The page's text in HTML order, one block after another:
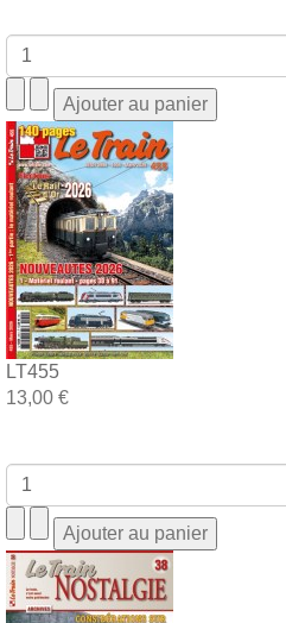
LT455
13,00 €